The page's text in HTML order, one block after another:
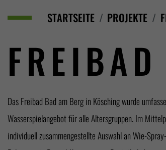
STARTSEITE PROJEKTE
Das Freibad Bad am Berg in Kösching wurde
Wasserspielangebot für alle Altersgruppen. Im
individuell zusammengestellte Auswahl an Wie-